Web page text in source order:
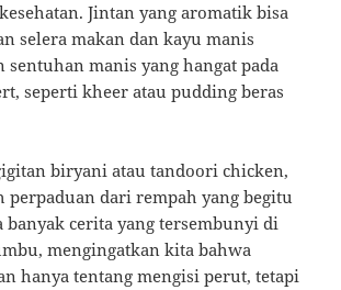
Jintan yang aromatik bisa
selera makan dan kayu manis
sentuhan manis yang hangat pada
seperti kheer atau pudding beras
biryani atau tandoori chicken,
perpaduan dari rempah yang begitu
banyak cerita yang tersembunyi di
mengingatkan kita bahwa
hanya tentang mengisi perut, tetapi